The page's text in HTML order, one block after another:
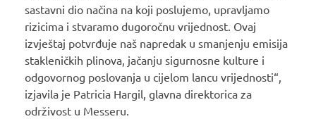
sastavni dio načina na koji poslujemo, upravljamo
rizicima i stvaramo dugoročnu vrijednost. Ovaj
izvještaj potvrđuje naš napredak u smanjenju emisija
stakleničkih plinova, jačanju sigurnosne kulture i
odgovornog poslovanja u cijelom lancu vrijednosti“,
izjavila je Patricia Hargil, glavna direktorica za
održivost u Messeru.